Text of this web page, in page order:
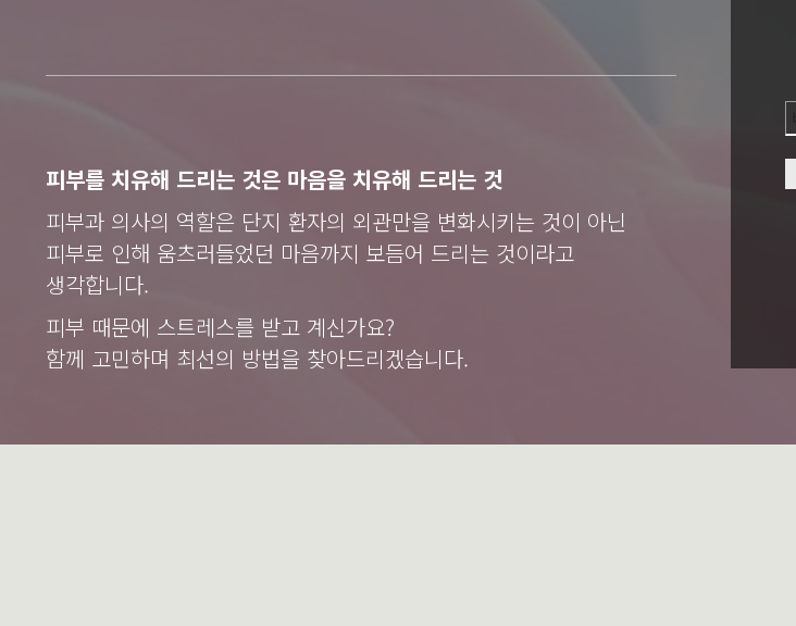
피부를 치유해 드리는 것은 마음을 치유해 드리는 것
피부과 의사의 역할은 단지 환자의 외관만을 변화시키는 것이 아닌
피부로 인해 움츠러들었던 마음까지 보듬어 드리는 것이라고
생각합니다.
피부 때문에 스트레스를 받고 계신가요?
함께 고민하며 최선의 방법을 찾아드리겠습니다.